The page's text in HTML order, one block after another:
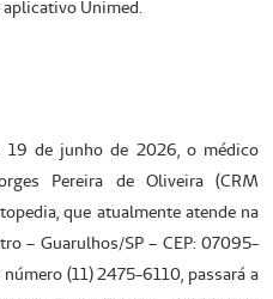
Unimed.
19 de junho de 2026, o médico
Pereira de Oliveira (CRM
que atualmente atende na
– Guarulhos/SP – CEP: 07095-
(11) 2475-6110, passará a